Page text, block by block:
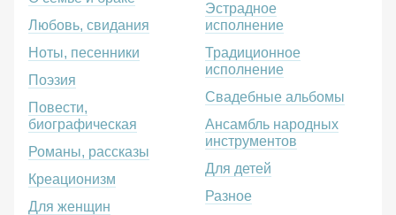
Любовь, свидания
Ноты, песенники
Поэзия
Повести,
биографическая
Романы, рассказы
Креационизм
Для женщин
Эстрадное
исполнение
Традиционное
исполнение
Свадебные альбомы
Ансамбль народных
инструментов
Для детей
Разное